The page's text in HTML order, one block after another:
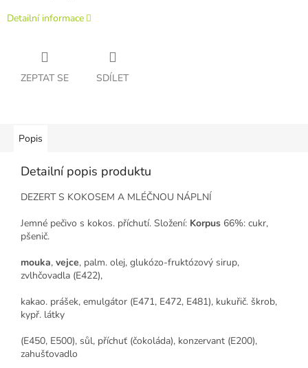
Detailní informace
ZEPTAT SE SDÍLET
Popis
Detailní popis produktu
DEZERT S KOKOSEM A MLÉČNOU NÁPLNÍ
Jemné pečivo s kokos. příchutí. Složení: Korpus 66%: cukr,
pšenič.
mouka, vejce, palm. olej, glukózo-fruktózový sirup,
zvlhčovadla (E422),
kakao. prášek, emulgátor (E471, E472, E481), kukuřič. škrob,
kypř. látky
(E450, E500), sůl, příchuť (čokoláda), konzervant (E200),
zahušťovadlo